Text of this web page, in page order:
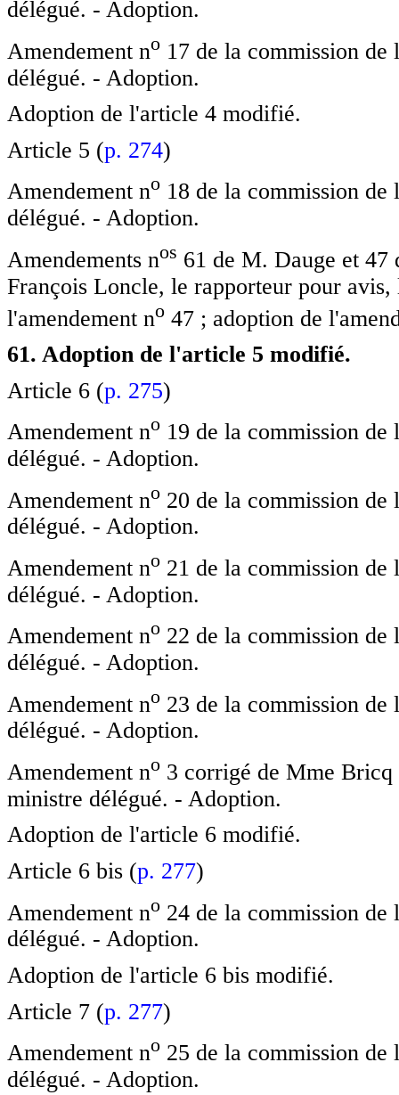
délégué. - Adoption.
Amendement no 17 de la commission
délégué. - Adoption.
Adoption de l'article 4 modifié.
Article 5 (p. 274)
Amendement no 18 de la commission
délégué. - Adoption.
Amendements nos 61 de M. Dauge et 47
François Loncle, le rapporteur pour
l'amendement no 47 ; adoption de
61. Adoption de l'article 5 modifié.
Article 6 (p. 275)
Amendement no 19 de la commission
délégué. - Adoption.
Amendement no 20 de la commission
délégué. - Adoption.
Amendement no 21 de la commission
délégué. - Adoption.
Amendement no 22 de la commission
délégué. - Adoption.
Amendement no 23 de la commission
délégué. - Adoption.
Amendement no 3 corrigé de Mme
ministre délégué. - Adoption.
Adoption de l'article 6 modifié.
Article 6 bis (p. 277)
Amendement no 24 de la commission
délégué. - Adoption.
Adoption de l'article 6 bis modifié.
Article 7 (p. 277)
Amendement no 25 de la commission
délégué. - Adoption.